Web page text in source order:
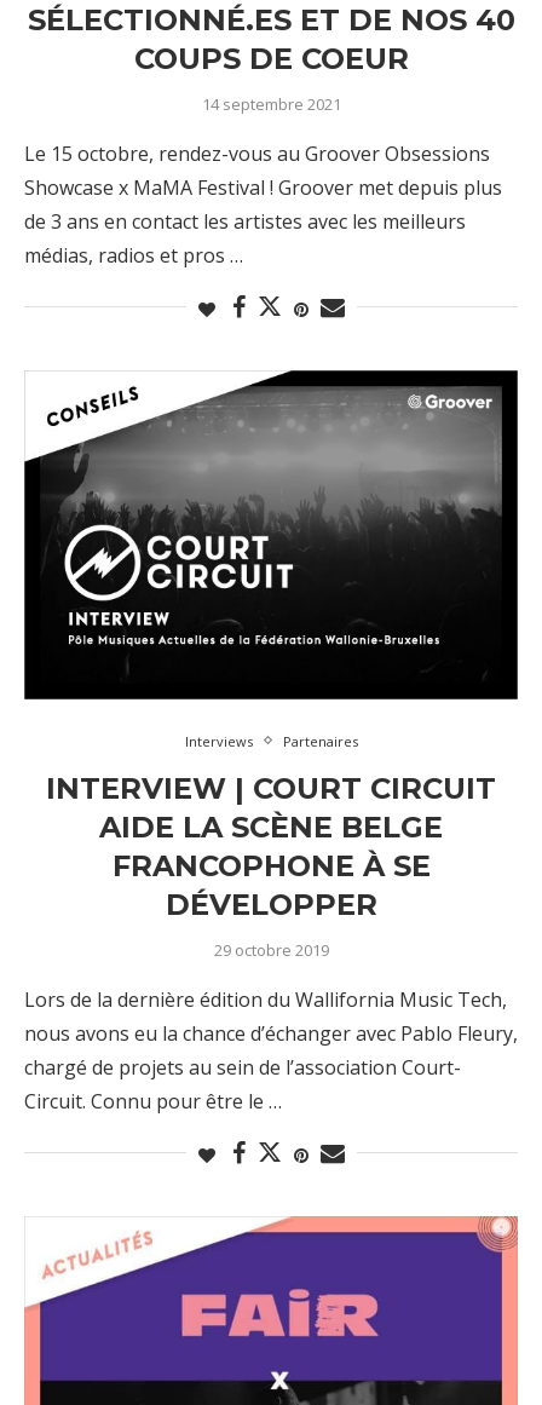
SÉLECTIONNÉ.ES ET DE NOS 40
COUPS DE COEUR
14 septembre 2021
Le 15 octobre, rendez-vous au Groover Obsessions
Showcase x MaMA Festival ! Groover met depuis plus
de 3 ans en contact les artistes avec les meilleurs
médias, radios et pros …
Interviews Partenaires
INTERVIEW | COURT CIRCUIT
AIDE LA SCÈNE BELGE
FRANCOPHONE À SE
DÉVELOPPER
29 octobre 2019
Lors de la dernière édition du Wallifornia Music Tech,
nous avons eu la chance d’échanger avec Pablo Fleury,
chargé de projets au sein de l’association Court-
Circuit. Connu pour être le …